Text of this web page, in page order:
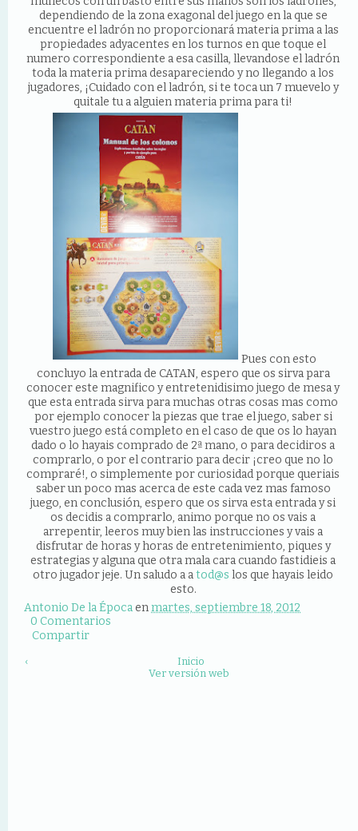
dependiendo de la zona exagonal del juego en la que se
encuentre el ladrón no proporcionará materia prima a las
propiedades adyacentes en los turnos en que toque el
numero correspondiente a esa casilla, llevandose el ladrón
toda la materia prima desapareciendo y no llegando a los
jugadores, ¡Cuidado con el ladrón, si te toca un 7 muevelo y
quitale tu a alguien materia prima para ti!
Pues con esto
concluyo la entrada de CATAN, espero que os sirva para
conocer este magnifico y entretenidisimo juego de mesa y
que esta entrada sirva para muchas otras cosas mas como
por ejemplo conocer la piezas que trae el juego, saber si
vuestro juego está completo en el caso de que os lo hayan
dado o lo hayais comprado de 2ª mano, o para decidiros a
comprarlo, o por el contrario para decir ¡creo que no lo
compraré!, o simplemente por curiosidad porque queriais
saber un poco mas acerca de este cada vez mas famoso
juego, en conclusión, espero que os sirva esta entrada y si
os decidis a comprarlo, animo porque no os vais a
arrepentir, leeros muy bien las instrucciones y vais a
disfrutar de horas y horas de entretenimiento, piques y
estrategias y alguna que otra mala cara cuando fastidieis a
otro jugador jeje. Un saludo a atod@s los que hayais leido
esto.
Antonio De la Épocaenmartes, septiembre 18, 2012
0 Comentarios
Compartir
‹
Inicio
Ver versión web